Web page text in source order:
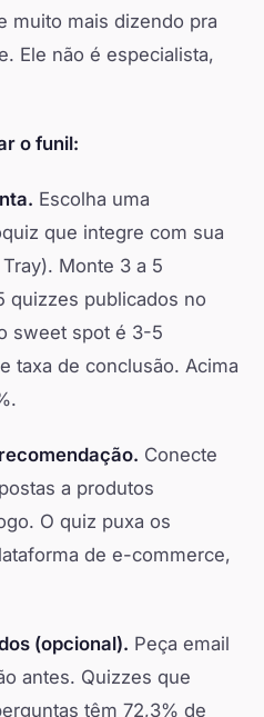
muito mais dizendo pra
Ele não é especialista,
o funil:
Escolha uma
que integre com sua
Monte 3 a 5
quizzes publicados no
sweet spot é 3-5
taxa de conclusão. Acima
Conecte
a produtos
O quiz puxa os
de e-commerce,
(opcional). Peça email
antes. Quizzes que
têm 72,3% de